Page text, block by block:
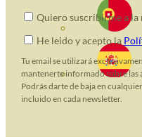
Quiero suscribirme a la
He leido y acepto la
Tu email se utilizará
mantenerte informado sobre las
Podrás darte de baja en
incluido en cada newsletter.